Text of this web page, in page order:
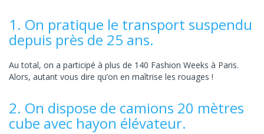
1. On pratique le transport suspendu
depuis près de 25 ans.
Au total, on a participé à plus de 140 Fashion Weeks à Paris.
Alors, autant vous dire qu’on en maîtrise les rouages !
2. On dispose de camions 20 mètres
cube avec hayon élévateur.